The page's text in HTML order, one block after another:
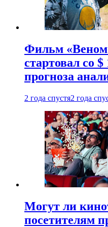
Фильм
стартовал со
прогноза
2 года спустя2 года
Могут ли
посетителям